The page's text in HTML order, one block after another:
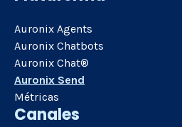
Auronix Agents
Auronix Chatbots
Auronix Chat®
Auronix Send
Métricas
Canales